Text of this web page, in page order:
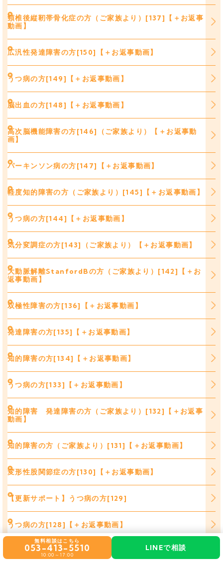
頸椎後縦靭帯骨化症の方（ご家族より）[137]【＋お返事
動画】
広汎性発達障害の方[150]【＋お返事動画】
うつ病の方[149]【＋お返事動画】
脳出血の方[148]【＋お返事動画】
高次脳機能障害の方[146]（ご家族より）【＋お返事動
画】
パーキンソン病の方[147]【＋お返事動画】
軽度知的障害の方（ご家族より）[145]【＋お返事動画】
うつ病の方[144]【＋お返事動画】
気分変調症の方[143]（ご家族より）【＋お返事動画】
大動脈解離StanfordBの方（ご家族より）[142]【＋お
返事動画】
双極性障害の方[136]【＋お返事動画】
発達障害の方[135]【＋お返事動画】
知的障害の方[134]【＋お返事動画】
うつ病の方[133]【＋お返事動画】
知的障害 発達障害の方（ご家族より）[132]【＋お返事
動画】
知的障害の方（ご家族より）[131]【＋お返事動画】
変形性股関節症の方[130]【＋お返事動画】
【更新サポート】うつ病の方[129]
うつ病の方[128]【＋お返事動画】
統合失調感情障害の方[127]【＋お返事動画】
無料相談はこちら
053-413-5510
10:00～17:00
LINEで相談